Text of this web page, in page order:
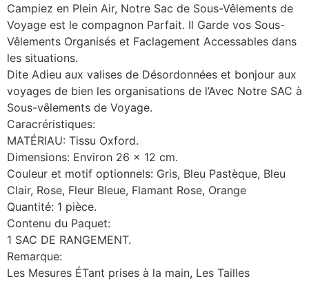
Campiez en Plein Air, Notre Sac de Sous-Vêlements de
Voyage est le compagnon Parfait. Il Garde vos Sous-
Vêlements Organisés et Faclagement Accessables dans
les situations.
Dite Adieu aux valises de Désordonnées et bonjour aux
voyages de bien les organisations de l’Avec Notre SAC à
Sous-vêlements de Voyage.
Caracréristiques:
MATÉRIAU: Tissu Oxford.
Dimensions: Environ 26 x 12 cm.
Couleur et motif optionnels: Gris, Bleu Pastèque, Bleu
Clair, Rose, Fleur Bleue, Flamant Rose, Orange
Quantité: 1 pièce.
Contenu du Paquet:
1 SAC DE RANGEMENT.
Remarque:
Les Mesures ÉTant prises à la main, Les Tailles